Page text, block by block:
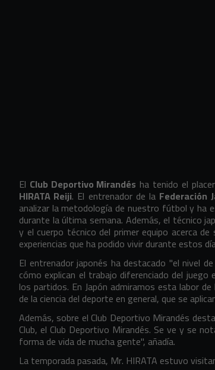
El Club Deportivo Mirandés ha tenido el
HIRATA Reiji. El entrenador de la Federación
analizar la metodología de nuestro fútbol y ha
durante la última semana. Además, el técnico
y el cuerpo técnico del primer equipo acerca
experiencias que ha podido vivir durante estos
El entrenador japonés ha destacado "el nivel
cómo explican el trabajo diferenciado del
los partidos. En Japón admiramos esta labor
de la ciencia del deporte en general, que se
Además, sobre el Club Deportivo Mirandés
Club, el Club Deportivo Mirandés. Se ve y se
forma de vida de mucha gente", añadía.
La temporada pasada, Mr. HIRATA estuvo